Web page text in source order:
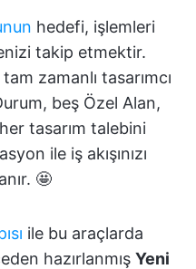
hedefi, işlemleri
takip etmektir.
zamanlı tasarımcı
beş Özel Alan,
tasarım talebini
ile iş akışınızı
🤩
ile bu araçlarda
hazırlanmış Yeni